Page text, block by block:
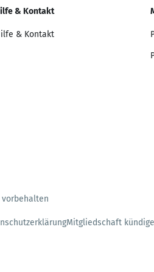
& Kontakt
& Kontakt
vorbehalten
Mitgliedschaft